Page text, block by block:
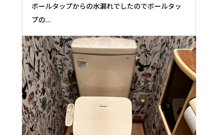
ボールタップからの水漏れでしたのでボールタッ
プの...